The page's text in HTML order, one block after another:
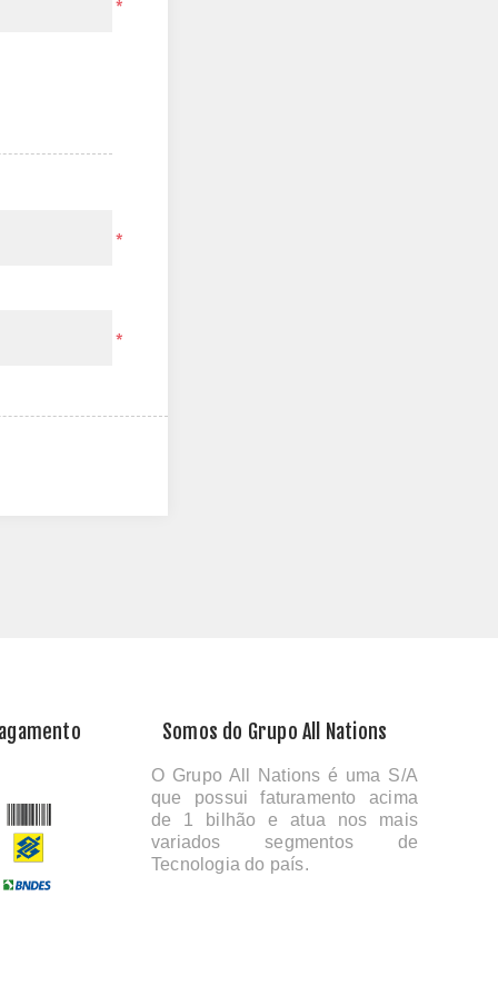
*
*
*
Somos do Grupo All Nations
O Grupo All Nations é uma S/A
que possui faturamento acima
de 1 bilhão e atua nos mais
variados segmentos de
Tecnologia do país.